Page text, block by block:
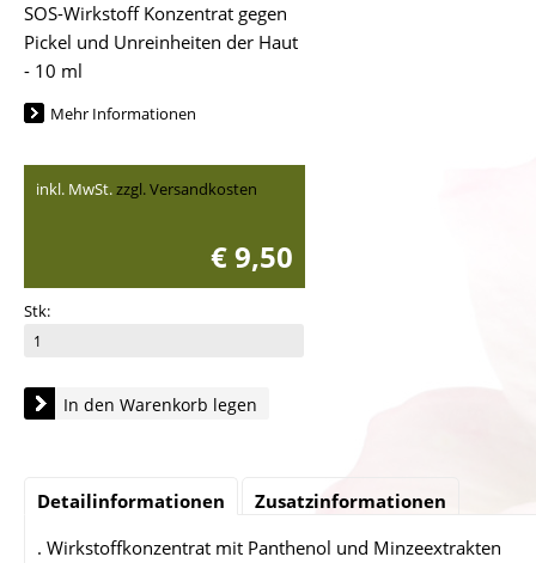
SOS-Wirkstoff Konzentrat gegen
Pickel und Unreinheiten der Haut
- 10 ml
Mehr Informationen
inkl. MwSt.zzgl. Versandkosten
€ 9,50
Stk:
In den Warenkorb legen
Detailinformationen
Zusatzinformationen
. Wirkstoffkonzentrat mit Panthenol und Minzeextrakten